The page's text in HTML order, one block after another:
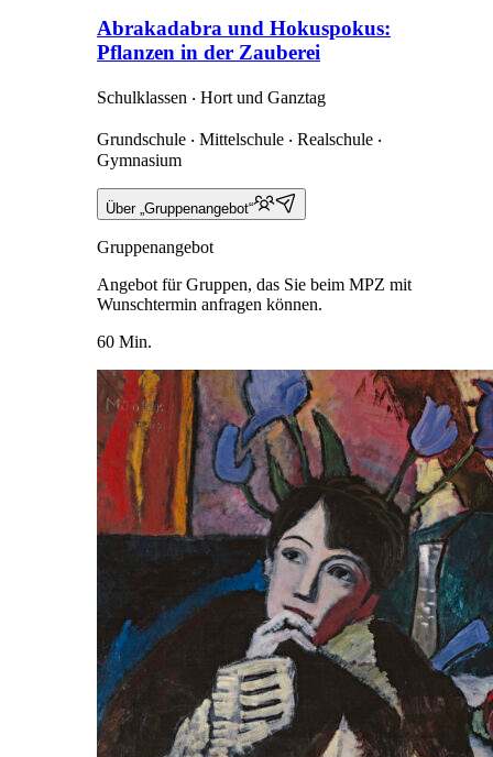
Abrakadabra und Hokuspokus:
Pflanzen in der Zauberei
Schulklassen ‧ Hort und Ganztag
Grundschule ‧ Mittelschule ‧ Realschule ‧
Gymnasium
Über „Gruppenangebot“
Gruppenangebot
Angebot für Gruppen, das Sie beim MPZ mit
Wunschtermin anfragen können.
60 Min.